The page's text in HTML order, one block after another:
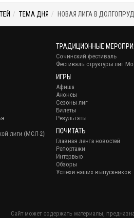
ТЕМА ДНЯ НОВАЯ ЛИГА В
лиги (МСЛ-2)
ТРАДИЦИОННЫЕ
Сочинский фестиваль
Фестиваль структуры лиг
ИГРЫ
Афиша
Анонсы
Сезоны лиг
Билеты
Результаты
ПОЧИТАТЬ
Главная лента новостей
Репортажи
Интервью
Обзоры
Успехи наших выпускников
Сайт может содержать материалы,